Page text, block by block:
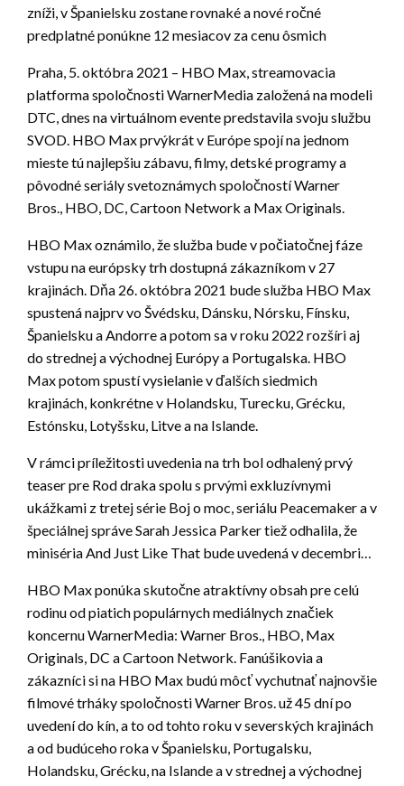
zníži, v Španielsku zostane rovnaké a nové ročné
predplatné ponúkne 12 mesiacov za cenu ôsmich
Praha, 5. októbra 2021 – HBO Max, streamovacia
platforma spoločnosti WarnerMedia založená na modeli
DTC, dnes na virtuálnom evente predstavila svoju službu
SVOD. HBO Max prvýkrát v Európe spojí na jednom
mieste tú najlepšiu zábavu, filmy, detské programy a
pôvodné seriály svetoznámych spoločností Warner
Bros., HBO, DC, Cartoon Network a Max Originals.
HBO Max oznámilo, že služba bude v počiatočnej fáze
vstupu na európsky trh dostupná zákazníkom v 27
krajinách. Dňa 26. októbra 2021 bude služba HBO Max
spustená najprv vo Švédsku, Dánsku, Nórsku, Fínsku,
Španielsku a Andorre a potom sa v roku 2022 rozšíri aj
do strednej a východnej Európy a Portugalska. HBO
Max potom spustí vysielanie v ďalších siedmich
krajinách, konkrétne v Holandsku, Turecku, Grécku,
Estónsku, Lotyšsku, Litve a na Islande.
V rámci príležitosti uvedenia na trh bol odhalený prvý
teaser pre Rod draka spolu s prvými exkluzívnymi
ukážkami z tretej série Boj o moc, seriálu Peacemaker a v
špeciálnej správe Sarah Jessica Parker tiež odhalila, že
miniséria And Just Like That bude uvedená v decembri…
HBO Max ponúka skutočne atraktívny obsah pre celú
rodinu od piatich populárnych mediálnych značiek
koncernu WarnerMedia: Warner Bros., HBO, Max
Originals, DC a Cartoon Network. Fanúšikovia a
zákazníci si na HBO Max budú môcť vychutnať najnovšie
filmové trháky spoločnosti Warner Bros. už 45 dní po
uvedení do kín, a to od tohto roku v severských krajinách
a od budúceho roka v Španielsku, Portugalsku,
Holandsku, Grécku, na Islande a v strednej a východnej